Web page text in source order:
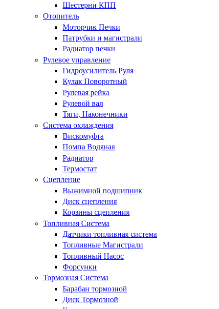
Шестерни КПП
Отопитель
Моторчик Печки
Патрубки и магистрали
Радиатор печки
Рулевое управление
Гидроусилитель Руля
Кулак Поворотный
Рулевая рейка
Рулевой вал
Тяги, Наконечники
Система охлаждения
Вискомуфта
Помпа Водяная
Радиатор
Термостат
Сцепление
Выжимной подшипник
Диск сцепления
Корзины сцепления
Топливная Система
Датчики топливная система
Топливные Магистрали
Топливный Насос
Форсунки
Тормозная Система
Барабан тормозной
Диск Тормозной